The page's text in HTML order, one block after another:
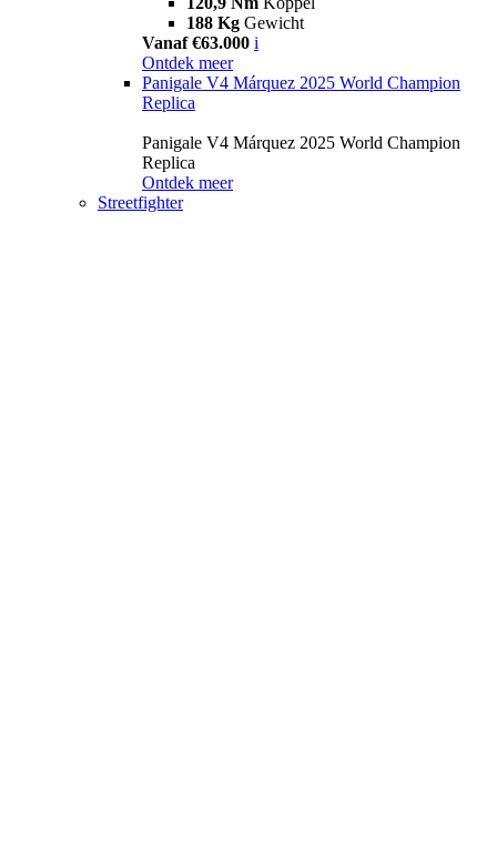
188 Kg Gewicht
Vanaf €63.000 i
Ontdek meer
Panigale V4 Márquez 2025 World Champion
Replica
Panigale V4 Márquez 2025 World Champion
Replica
Ontdek meer
Streetfighter